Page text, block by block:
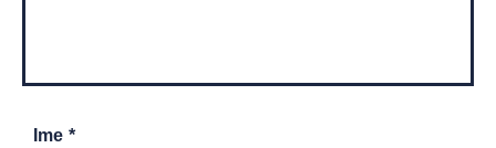
Ime *